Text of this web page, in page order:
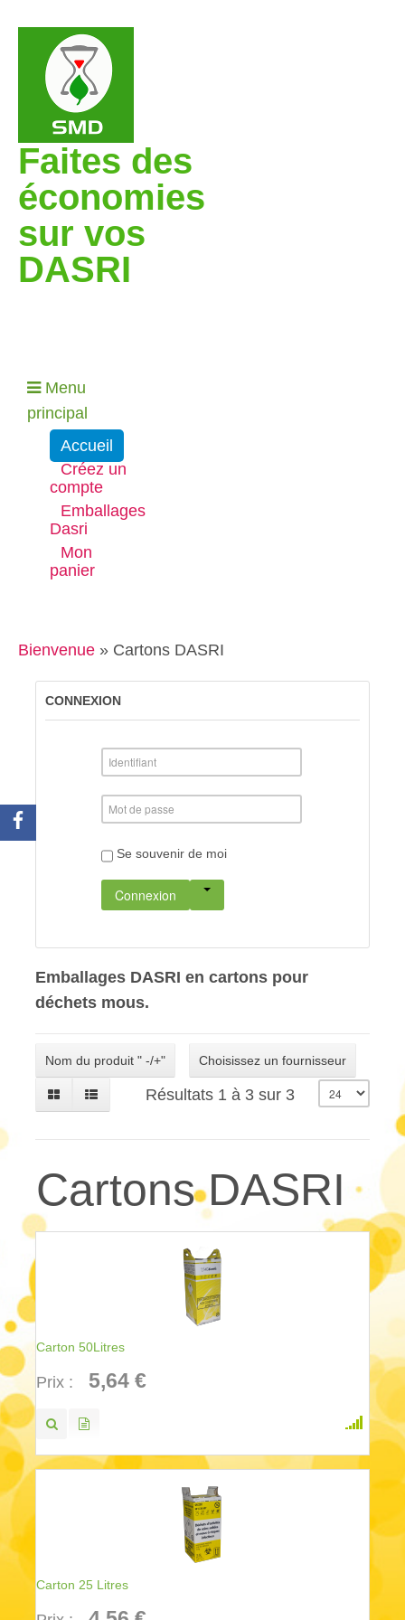
Faites des
économies
sur vos
DASRI
Menu
principal
Accueil
Créez un
compte
Emballages
Dasri
Mon
panier
Bienvenue » Cartons DASRI
CONNEXION
Se souvenir de moi
Connexion
Emballages DASRI en cartons pour
déchets mous.
Nom du produit " -/+" Choisissez un fournisseur
Résultats 1 à 3 sur 3
Cartons DASRI
Carton 50Litres
Prix : 5,64 €
Carton 25 Litres